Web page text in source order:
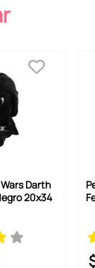
Darth
20x34